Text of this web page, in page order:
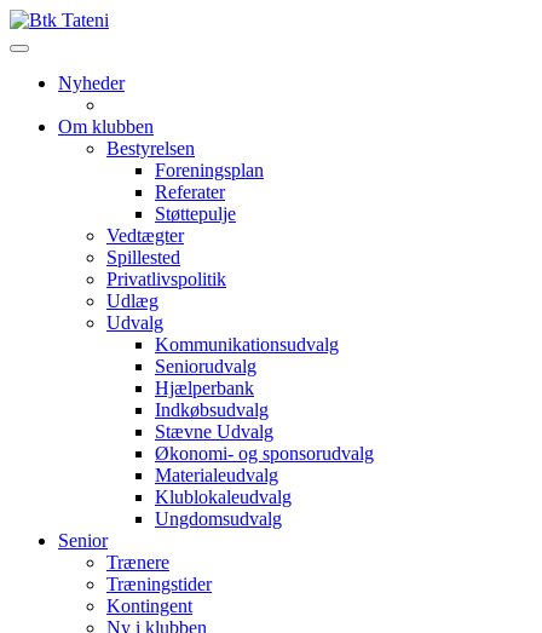
Nyheder
Om klubben
Bestyrelsen
Foreningsplan
Referater
Støttepulje
Vedtægter
Spillested
Privatlivspolitik
Udlæg
Udvalg
Kommunikationsudvalg
Seniorudvalg
Hjælperbank
Indkøbsudvalg
Stævne Udvalg
Økonomi- og sponsorudvalg
Materialeudvalg
Klublokaleudvalg
Ungdomsudvalg
Senior
Trænere
Træningstider
Kontingent
Ny i klubben